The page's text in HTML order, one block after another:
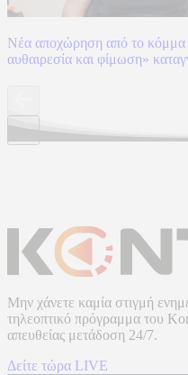
Νέα αποχώρηση από το κόμμα
αυθαιρεσία και φίμωση»
Μην χάνετε καμία στιγμή
τηλεοπτικό πρόγραμμα του
απευθείας μετάδοση 24/7.
Δείτε τώρα LIVE